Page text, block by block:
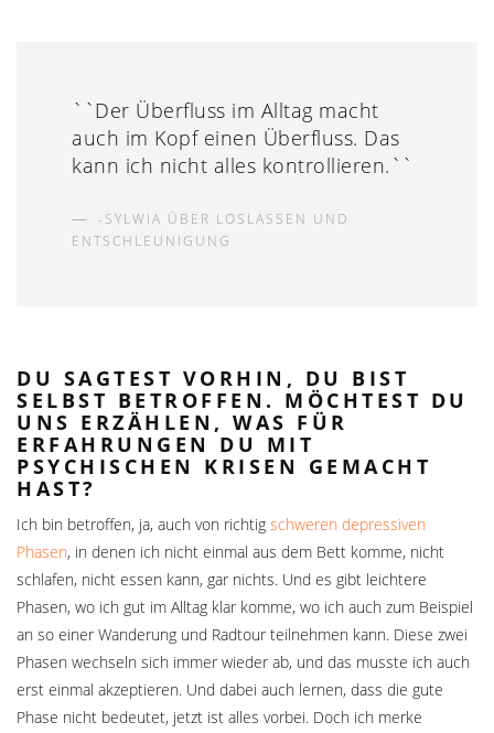
``Der Überfluss im Alltag macht
auch im Kopf einen Überfluss. Das
kann ich nicht alles kontrollieren.``
SYLWIA ÜBER LOSLASSEN UND
ENTSCHLEUNIGUNG
DU SAGTEST VORHIN, DU BIST
SELBST BETROFFEN. MÖCHTEST DU
UNS ERZÄHLEN, WAS FÜR
ERFAHRUNGEN DU MIT
PSYCHISCHEN KRISEN GEMACHT
HAST?
Ich bin betroffen, ja, auch von richtig schweren depressiven
Phasen, in denen ich nicht einmal aus dem Bett komme, nicht
schlafen, nicht essen kann, gar nichts. Und es gibt leichtere
Phasen, wo ich gut im Alltag klar komme, wo ich auch zum Beispiel
an so einer Wanderung und Radtour teilnehmen kann. Diese zwei
Phasen wechseln sich immer wieder ab, und das musste ich auch
erst einmal akzeptieren. Und dabei auch lernen, dass die gute
Phase nicht bedeutet, jetzt ist alles vorbei. Doch ich merke